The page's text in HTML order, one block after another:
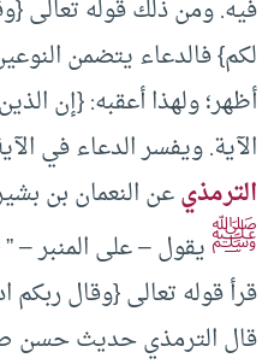
فيه. ومن ذلك قوله تعالى
لكم} فالدعاء يتضمن
أظهر؛ ولهذا أعقبه: {إن
الآية. ويفسر الدعاء في
الترمذيعن النعمان بن
ﷺيقول – على المنبر –
قرأ قوله تعالى {وقال
قال الترمذي حديث حسن